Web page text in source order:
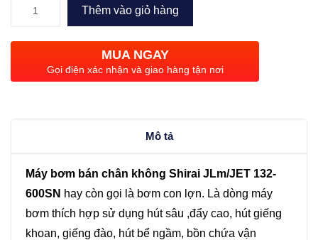
chân
JLm132-
Thêm vào giỏ hàng
MUA NGAY
Gọi điện xác nhận và giao hàng tận nơi
Mô tả
Máy bơm bán chân không Shirai JLm/JET 132-
600SN hay còn gọi là bơm con lợn. Là dòng máy
bơm thích hợp sử dụng hút sâu ,đẩy cao, hút giếng
khoan, giếng đào, hút bể ngầm, bồn chứa vận